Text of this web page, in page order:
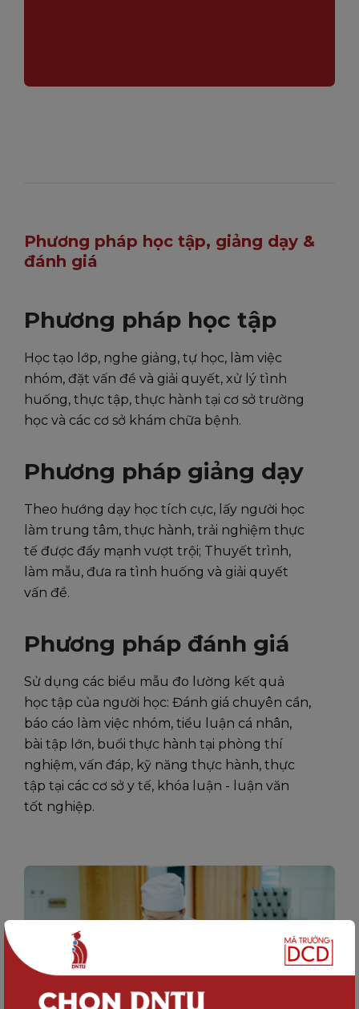
Phương pháp học tập, giảng dạy &
đánh giá
Phương pháp học tập
Học tạo lớp, nghe giảng, tự học, làm việc
nhóm, đặt vấn đề và giải quyết, xử lý tình
huống, thực tập, thực hành tại cơ sở trường
học và các cơ sở khám chữa bệnh.
Phương pháp giảng dạy
Theo hướng dạy học tích cực, lấy người học
làm trung tâm, thực hành, trải nghiệm thực
tế được đẩy mạnh vượt trội; Thuyết trình,
làm mẫu, đưa ra tình huống và giải quyết
vấn đề.
Phương pháp đánh giá
Sử dụng các biểu mẫu đo lường kết quả
học tập của người học: Đánh giá chuyên cần,
báo cáo làm việc nhóm, tiểu luận cá nhân,
bài tập lớn, buổi thực hành tại phòng thí
nghiệm, vấn đáp, kỹ năng thực hành, thực
tập tại các cơ sở y tế, khóa luận - luận văn
tốt nghiệp.